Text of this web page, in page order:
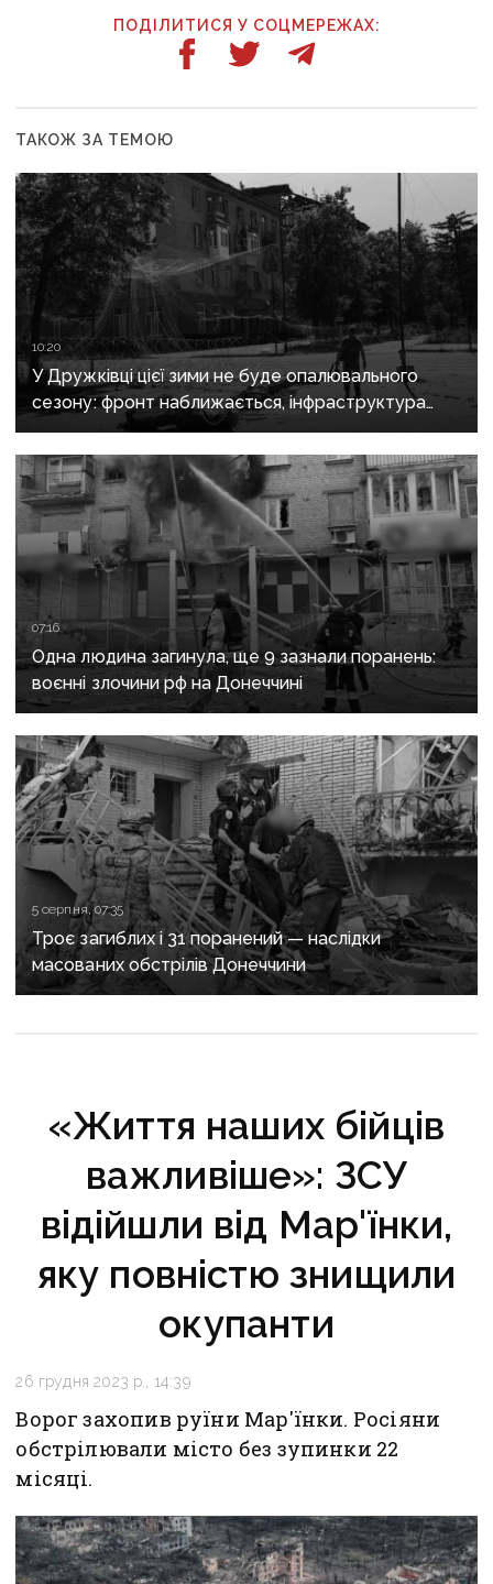
ПОДІЛИТИСЯ У СОЦМЕРЕЖАХ:
ТАКОЖ ЗА ТЕМОЮ
10:20
У Дружківці цієї зими не буде опалювального
сезону: фронт наближається, інфраструктура
критично зруйнована
07:16
Одна людина загинула, ще 9 зазнали поранень:
воєнні злочини рф на Донеччині
5 серпня, 07:35
Троє загиблих і 31 поранений — наслідки
масованих обстрілів Донеччини
«Життя наших бійців
важливіше»: ЗСУ
відійшли від Мар'їнки,
яку повністю знищили
окупанти
26 грудня 2023 р., 14:39
Ворог захопив руїни Мар'їнки. Росіяни
обстрілювали місто без зупинки 22
місяці.